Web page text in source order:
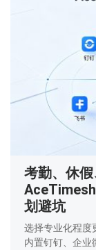
考勤、休
划避坑
选择专业化程度
内置钉钉、企业